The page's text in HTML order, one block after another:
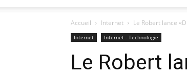
Accueil Internet Le Robert lance
Internet Internet - Technologie
Le Robert